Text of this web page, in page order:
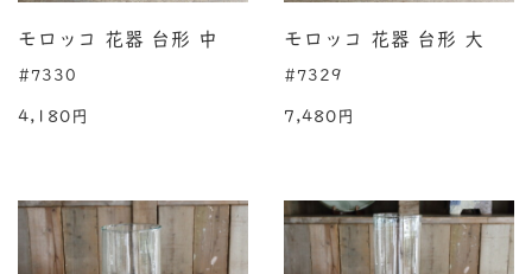
モロッコ 花器 台形 中
#7330
4,180円
モロッコ 花器 台形 大
#7329
7,480円